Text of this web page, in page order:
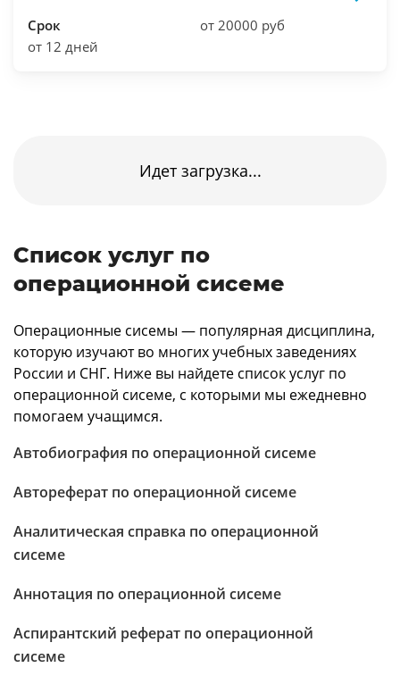
Срок
от 12 дней
от 20000 руб
Идет загрузка...
Список услуг по
операционной сисеме
Операционные сисемы — популярная дисциплина,
которую изучают во многих учебных заведениях
России и СНГ. Ниже вы найдете список услуг по
операционной сисеме, с которыми мы ежедневно
помогаем учащимся.
Автобиография по операционной сисеме
Автореферат по операционной сисеме
Аналитическая справка по операционной
сисеме
Аннотация по операционной сисеме
Аспирантский реферат по операционной
сисеме